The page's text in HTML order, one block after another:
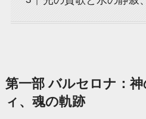
第一部 バルセロナ：
ィ、魂の軌跡